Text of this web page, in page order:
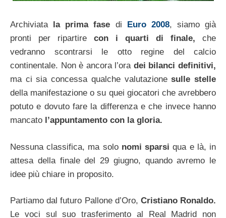
Archiviata la prima fase di Euro 2008, siamo già
pronti per ripartire con i quarti di finale, che
vedranno scontrarsi le otto regine del calcio
continentale. Non è ancora l’oradei bilanci definitivi,
ma ci sia concessa qualche valutazionesulle stelle
della manifestazione o su quei giocatori che avrebbero
potuto e dovuto fare la differenza e che invece hanno
mancato l’appuntamento con la gloria.
Nessuna classifica, ma solo nomi sparsi qua e là, in
attesa della finale del 29 giugno, quando avremo le
idee più chiare in proposito.
Partiamo dal futuro Pallone d’Oro, Cristiano Ronaldo.
Le voci sul suo trasferimento al Real Madrid non